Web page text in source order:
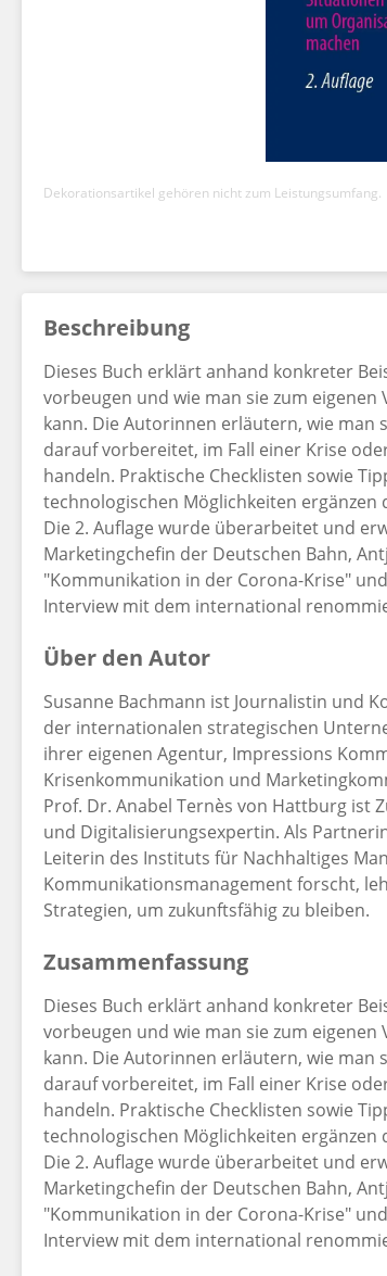
Dekorationsartikel gehören nicht zum Leistungsumfang.
Beschreibung
Dieses Buch erklärt anhand konkreter
vorbeugen und wie man sie zum
kann. Die Autorinnen erläutern, wie man
darauf vorbereitet, im Fall einer Krise
handeln. Praktische Checklisten sowie
technologischen Möglichkeiten ergänzen
Die 2. Auflage wurde überarbeitet und
Marketingchefin der Deutschen Bahn,
"Kommunikation in der Corona-Krise"
Interview mit dem international
Über den Autor
Susanne Bachmann ist Journalistin und
der internationalen strategischen
ihrer eigenen Agentur, Impressions
Krisenkommunikation und
Prof. Dr. Anabel Ternès von Hattburg
und Digitalisierungsexpertin. Als
Leiterin des Instituts für Nachhaltiges
Kommunikationsmanagement forscht,
Strategien, um zukunftsfähig zu bleiben.
Zusammenfassung
Dieses Buch erklärt anhand konkreter
vorbeugen und wie man sie zum
kann. Die Autorinnen erläutern, wie man
darauf vorbereitet, im Fall einer Krise
handeln. Praktische Checklisten sowie
technologischen Möglichkeiten ergänzen
Die 2. Auflage wurde überarbeitet und
Marketingchefin der Deutschen Bahn,
"Kommunikation in der Corona-Krise"
Interview mit dem international